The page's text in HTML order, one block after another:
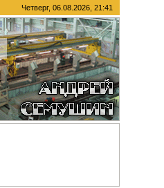
Четверг, 06.08.2026, 21:41